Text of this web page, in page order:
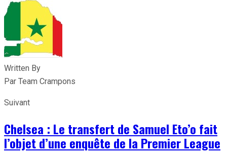
Written By
Par Team Crampons
Suivant
Chelsea : Le transfert de Samuel Eto’o fait
l’objet d’une enquête de la Premier League